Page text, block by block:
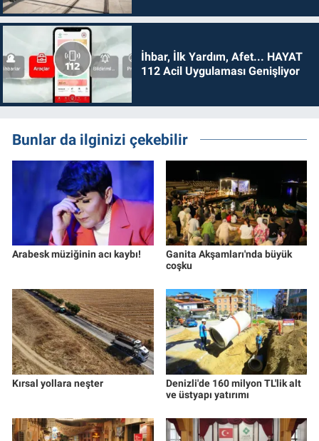
İhbar, İlk Yardım, Afet... HAYAT
112 Acil Uygulaması Genişliyor
Bunlar da ilginizi çekebilir
Arabesk müziğinin acı kaybı!
Ganita Akşamları'nda büyük
coşku
Kırsal yollara neşter
Denizli'de 160 milyon TL'lik alt
ve üstyapı yatırımı